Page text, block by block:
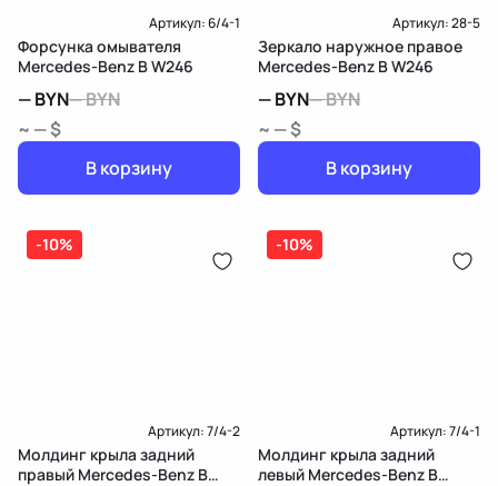
Артикул:6/4-1
Форсунка омывателя
Mercedes-Benz B W246
—BYN—BYN
~ — $
В корзину
Артикул:28-5
Зеркало наружное правое
Mercedes-Benz B W246
—BYN—BYN
~ — $
В корзину
-10%
Артикул:7/4-2
Молдинг крыла задний
правый Mercedes-Benz B
-10%
Артикул:7/4-1
Молдинг крыла задний
левый Mercedes-Benz B